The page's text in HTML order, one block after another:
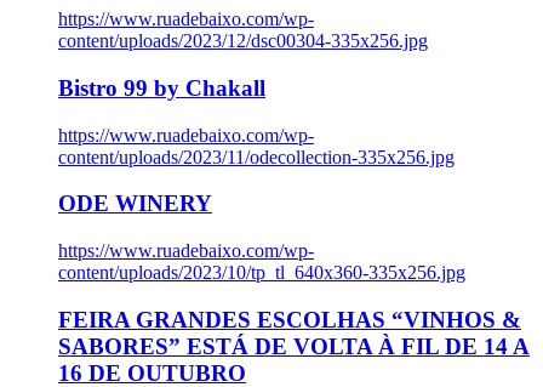
https://www.ruadebaixo.com/wp-
content/uploads/2023/12/dsc00304-335x256.jpg
Bistro 99 by Chakall
https://www.ruadebaixo.com/wp-
content/uploads/2023/11/odecollection-335x256.jpg
ODE WINERY
https://www.ruadebaixo.com/wp-
content/uploads/2023/10/tp_tl_640x360-335x256.jpg
FEIRA GRANDES ESCOLHAS “VINHOS &
SABORES” ESTÁ DE VOLTA À FIL DE 14 A
16 DE OUTUBRO